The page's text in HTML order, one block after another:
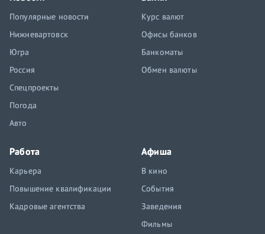
Популярные новости
Нижневартовск
Югра
Россия
Спецпроекты
Погода
Авто
Курс валют
Офисы банков
Банкоматы
Обмен валюты
Работа
Карьера
Повышение квалификации
Кадровые агентства
Афиша
В кино
События
Заведения
Фильмы